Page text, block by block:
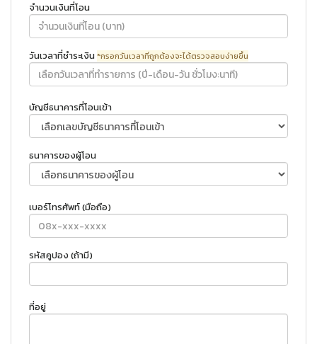
จำนวนเงินที่โอน
วันเวลาที่ชำระเงิน*กรอกวันเวลาที่ถูกต้องจะได้ตรวจสอบง่ายขึ้น
บัญชีธนาคารที่โอนเข้า
ธนาคารของผู้โอน
เบอร์โทรศัพท์ (มือถือ)
รหัสคูปอง (ถ้ามี)
ที่อยู่